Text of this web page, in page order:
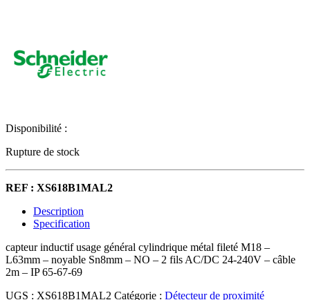
Disponibilité :
Rupture de stock
REF : XS618B1MAL2
Description
Specification
capteur inductif usage général cylindrique métal fileté M18 –
L63mm – noyable Sn8mm – NO – 2 fils AC/DC 24-240V – câble
2m – IP 65-67-69
UGS : XS618B1MAL2 Catégorie : Détecteur de proximité